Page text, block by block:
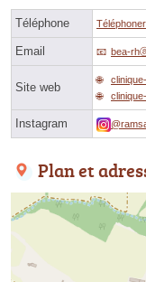
Téléphone
Email bea-
Site web
Instagram
Plan et